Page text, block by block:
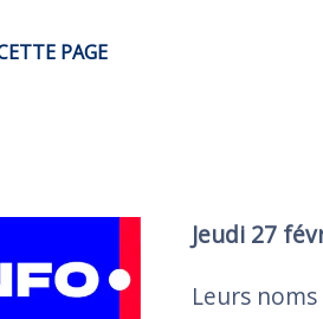
PAGE
Jeudi 27
Leurs